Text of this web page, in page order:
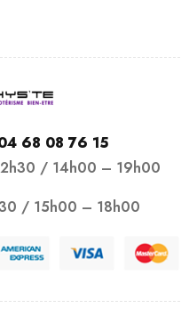
68 08 76 15
/ 14h00 – 19h00
/ 15h00 – 18h00